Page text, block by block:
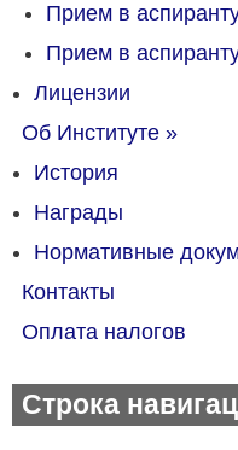
Прием в
Прием в
Лицензии
Об Институте »
История
Награды
Нормативные
Контакты
Оплата налогов
Строка